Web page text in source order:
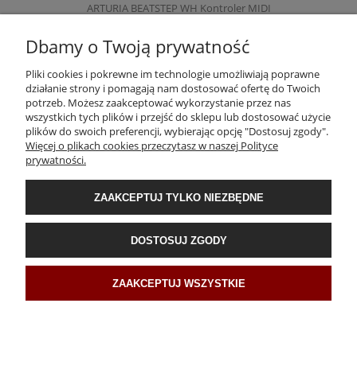
ARTURIA BEATSTEP WH Kontroler MIDI
419,00 zł
POWIADOM O DOSTĘPNOŚCI
Dbamy o Twoją prywatność
Pliki cookies i pokrewne im technologie umożliwiają poprawne
działanie strony i pomagają nam dostosować ofertę do Twoich
potrzeb. Możesz zaakceptować wykorzystanie przez nas
wszystkich tych plików i przejść do sklepu lub dostosować użycie
plików do swoich preferencji, wybierając opcję "Dostosuj zgody".
Więcej o plikach cookies przeczytasz w naszej Polityce
prywatności.
ZAAKCEPTUJ TYLKO NIEZBĘDNE
DOSTOSUJ ZGODY
ZAAKCEPTUJ WSZYSTKIE